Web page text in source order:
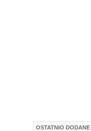
OSTATNIO DODANE